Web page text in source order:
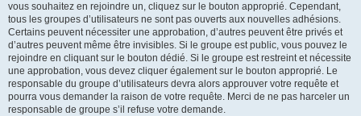
vous souhaitez en rejoindre un, cliquez sur le bouton approprié. Cependant,
tous les groupes d’utilisateurs ne sont pas ouverts aux nouvelles adhésions.
Certains peuvent nécessiter une approbation, d’autres peuvent être privés et
d’autres peuvent même être invisibles. Si le groupe est public, vous pouvez le
rejoindre en cliquant sur le bouton dédié. Si le groupe est restreint et nécessite
une approbation, vous devez cliquer également sur le bouton approprié. Le
responsable du groupe d’utilisateurs devra alors approuver votre requête et
pourra vous demander la raison de votre requête. Merci de ne pas harceler un
responsable de groupe s’il refuse votre demande.